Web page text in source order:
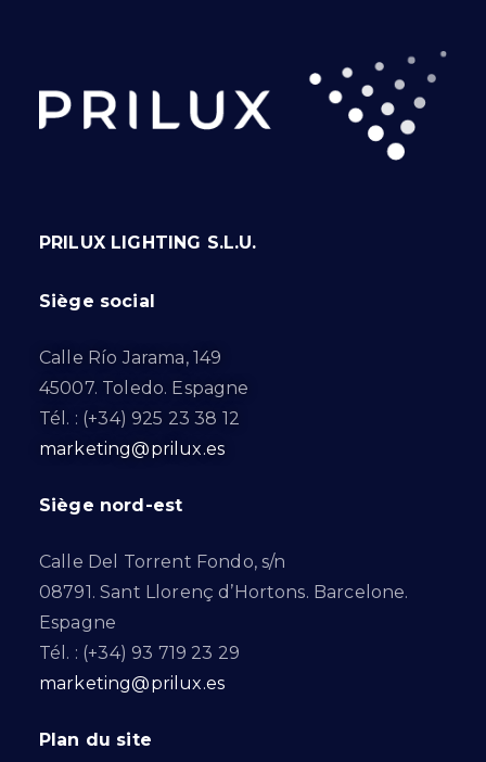
PRILUX LIGHTING S.L.U.
Siège social
Calle Río Jarama, 149
45007. Toledo. Espagne
Tél. : (+34) 925 23 38 12
marketing@prilux.es
Siège nord-est
Calle Del Torrent Fondo, s/n
08791. Sant Llorenç d’Hortons. Barcelone.
Espagne
Tél. : (+34) 93 719 23 29
marketing@prilux.es
Plan du site